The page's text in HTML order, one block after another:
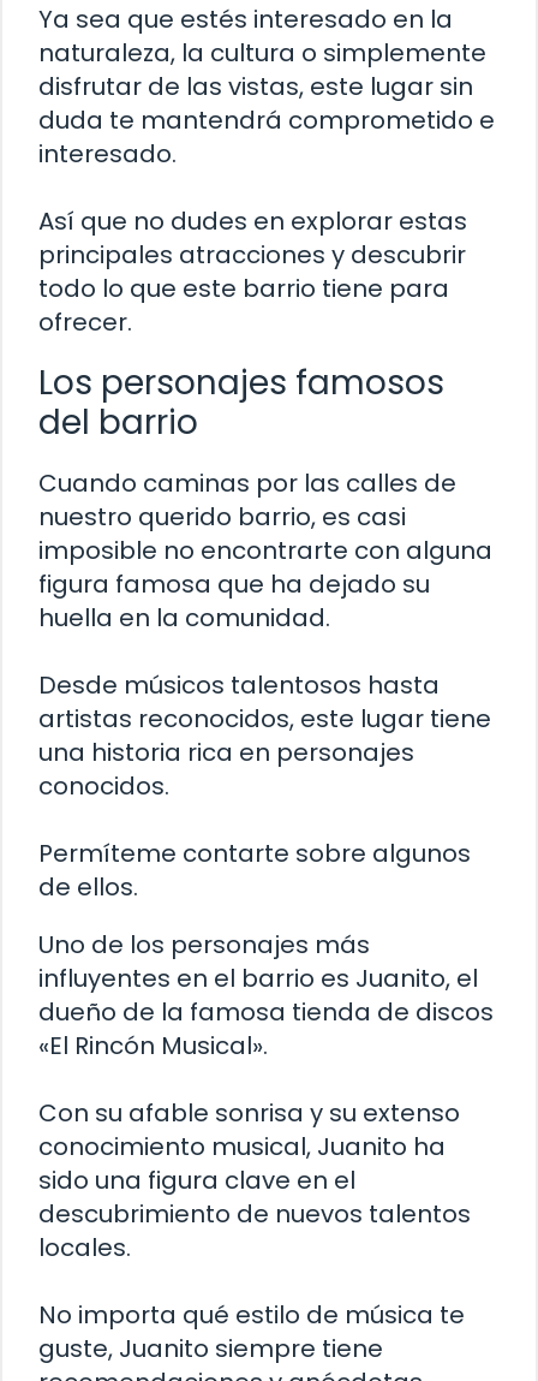
Ya sea que estés interesado en la
naturaleza, la cultura o simplemente
disfrutar de las vistas, este lugar sin
duda te mantendrá comprometido e
interesado.
Así que no dudes en explorar estas
principales atracciones y descubrir
todo lo que este barrio tiene para
ofrecer.
Los personajes famosos
del barrio
Cuando caminas por las calles de
nuestro querido barrio, es casi
imposible no encontrarte con alguna
figura famosa que ha dejado su
huella en la comunidad.
Desde músicos talentosos hasta
artistas reconocidos, este lugar tiene
una historia rica en personajes
conocidos.
Permíteme contarte sobre algunos
de ellos.
Uno de los personajes más
influyentes en el barrio es Juanito, el
dueño de la famosa tienda de discos
«El Rincón Musical».
Con su afable sonrisa y su extenso
conocimiento musical, Juanito ha
sido una figura clave en el
descubrimiento de nuevos talentos
locales.
No importa qué estilo de música te
guste, Juanito siempre tiene